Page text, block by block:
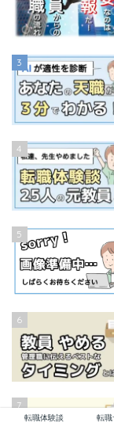
3
4
5
6
7
転職体験談 転職